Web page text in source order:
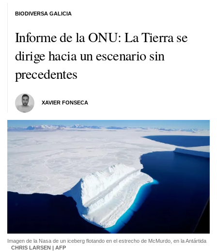
Informe de la ONU: La Tierra se
dirige hacia un escenario sin
precedentes
XAVIER FONSECA
BIODIVERSA GALICIA
Imagen de la Nasa de un iceberg flotando en el estrecho de McMurdo, en la Antártida
CHRIS LARSEN | AFP